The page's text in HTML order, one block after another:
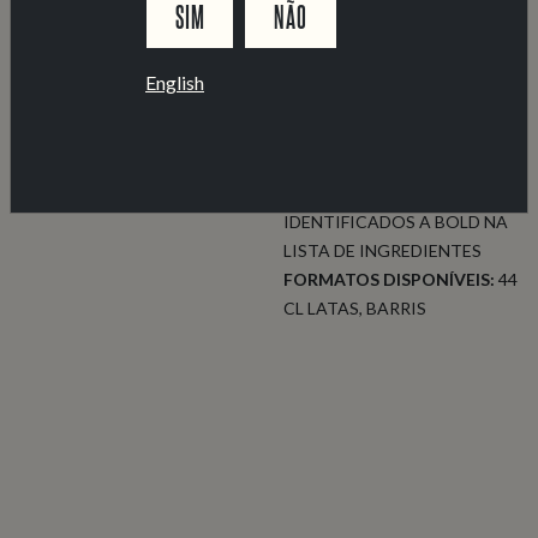
°PLATO
CLASSIFICAÇÃO DE
IDENTIFICADOS A BOLD NA
LISTA DE INGREDIENTES
FORMATOS DISPONÍVEIS: 44
CL LATAS BARRIS
SIM NÃO
English